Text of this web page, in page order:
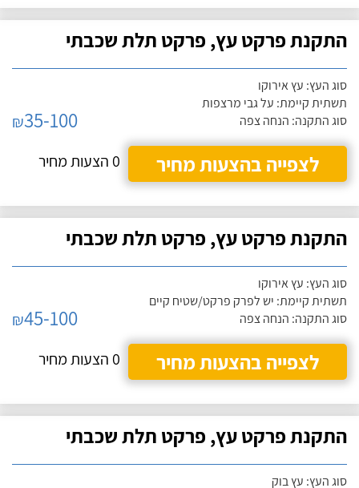
התקנת פרקט עץ, פרקט תלת שכבתי
סוג העץ: עץ אירוקו
תשתית קיימת: על גבי מרצפות
סוג התקנה: הנחה צפה
₪35-100
לצפייה בהצעות מחיר
0 הצעות מחיר
התקנת פרקט עץ, פרקט תלת שכבתי
סוג העץ: עץ אירוקו
תשתית קיימת: יש לפרק פרקט/שטיח קיים
סוג התקנה: הנחה צפה
₪45-100
לצפייה בהצעות מחיר
0 הצעות מחיר
התקנת פרקט עץ, פרקט תלת שכבתי
סוג העץ: עץ בוק